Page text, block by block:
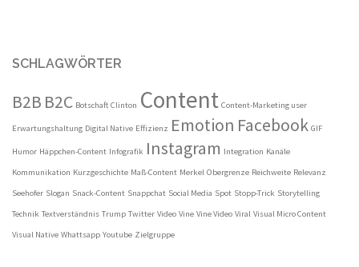
SCHLAGWÖRTER
B2B B2C Botschaft Clinton Content Content-Marketing user
Erwartungshaltung Digital Native Effizienz Emotion Facebook GIF
Humor Häppchen-Content Infografik Instagram Integration Kanäle
Kommunikation Kurzgeschichte Maß-Content Merkel Obergrenze Reichweite Relevanz
Seehofer Slogan Snack-Content Snappchat Social Media Spot Stopp-Trick Storytelling
Technik Textverständnis Trump Twitter Video Vine Vine Video Viral Visual Micro Content
Visual Native Whattsapp Youtube Zielgruppe